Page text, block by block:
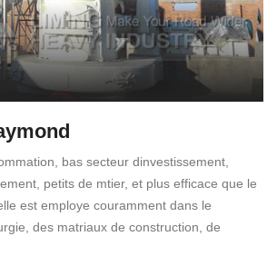
bas secteur dinvestissement,
petits de mtier, et plus efficace que le
est employe couramment dans le
des matriaux de construction, de